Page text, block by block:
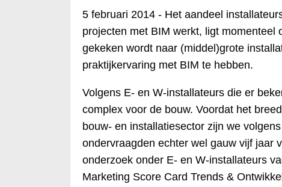
5 februari 2014 - Het aandeel
projecten met BIM werkt, ligt momenteel
gekeken wordt naar (middel)grote
praktijkervaring met BIM te hebben.
Volgens E- en W-installateurs die er
complex voor de bouw. Voordat het
bouw- en installatiesector zijn we
ondervraagden echter wel gauw vijf jaar
onderzoek onder E- en W-installateurs
Marketing Score Card Trends &